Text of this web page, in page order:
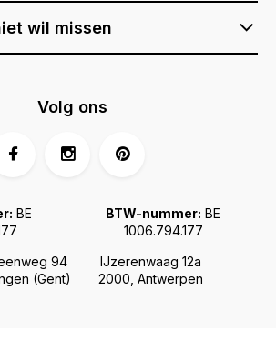
wil missen
94
(Gent)
IJzerenwaag 12a
2000, Antwerpen
BE
BTW-nummer: BE
1006.794.177
Volg ons